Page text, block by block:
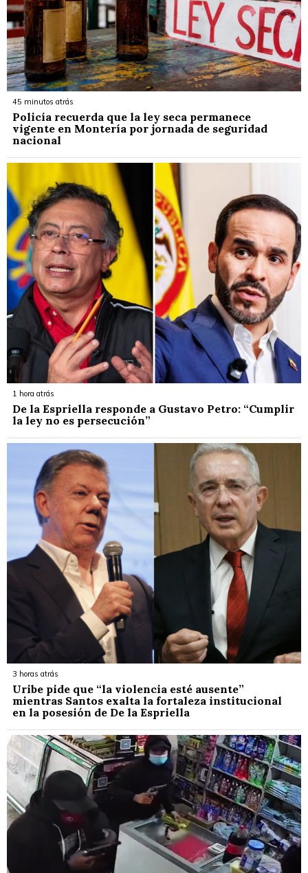
45 minutos atrás
Policía recuerda que la ley seca permanece
vigente en Montería por jornada de seguridad
nacional
1 hora atrás
De la Espriella responde a Gustavo Petro: “Cumplir
la ley no es persecución”
3 horas atrás
Uribe pide que “la violencia esté ausente”
mientras Santos exalta la fortaleza institucional
en la posesión de De la Espriella